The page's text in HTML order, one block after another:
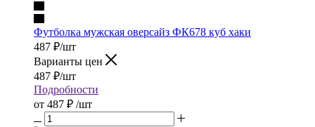
Футболка мужская оверсайз ФК678 куб хаки
487 ₽/шт
Варианты цен
487 ₽/шт
Подробности
от 487 ₽ /шт